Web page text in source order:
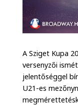
A Sziget Kupa
versenyzői
jelentőséggel
U21-es